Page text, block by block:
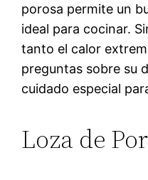
porosa permite un
ideal para cocinar.
tanto el calor
preguntas sobre su
cuidado especial
Loza de